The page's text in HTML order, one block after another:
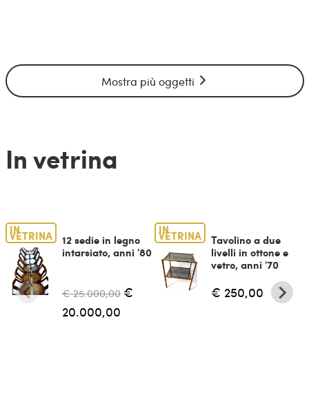
Mostra più oggetti
In vetrina
IN
VETRINA
12 sedie in legno
intarsiato, anni '80
€ 25.000,00 €
20.000,00
IN
VETRINA
Tavolino a due
livelli in ottone e
vetro, anni '70
€ 250,00